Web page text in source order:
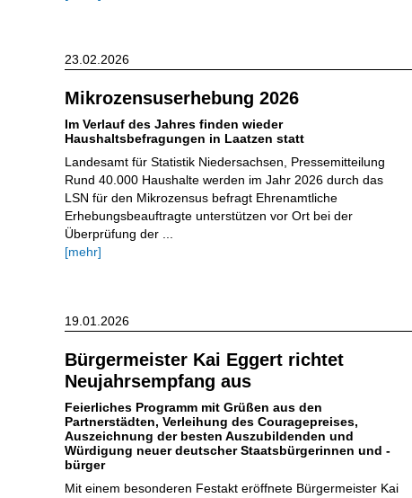
Mikrozensuserhebung 2026
Im Verlauf des Jahres finden wieder
Haushaltsbefragungen in Laatzen statt
Landesamt für Statistik Niedersachsen, Pressemitteilung
Rund 40.000 Haushalte werden im Jahr 2026 durch das
LSN für den Mikrozensus befragt Ehrenamtliche
Erhebungsbeauftragte unterstützen vor Ort bei der
Überprüfung der ...
[mehr]
23.02.2026
Bürgermeister Kai Eggert richtet
Neujahrsempfang aus
Feierliches Programm mit Grüßen aus den
Partnerstädten, Verleihung des Couragepreises,
Auszeichnung der besten Auszubildenden und
Würdigung neuer deutscher Staatsbürgerinnen und -
bürger
Mit einem besonderen Festakt eröffnete Bürgermeister Kai
19.01.2026